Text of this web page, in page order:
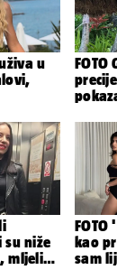
u
FOTO
su niže
mljeli
FOTO
kao
sam